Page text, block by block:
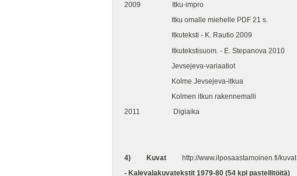
2009 Itku-impro
Itku omalle miehelle PDF 21 s.
Itkuteksti - K. Rautio 2009
Itkutekstisuom. - E. Stepanova 2010
Jevsejeva-variaatiot
Kolme Jevsejeva-itkua
Kolmen itkun rakennemalli
2011 Digiaika
4) Kuvat http://www.ilposaastamoinen.fi/kuvat
- Kalevalakuvatekstit 1979-80 (54 kpl pastellitöitä)